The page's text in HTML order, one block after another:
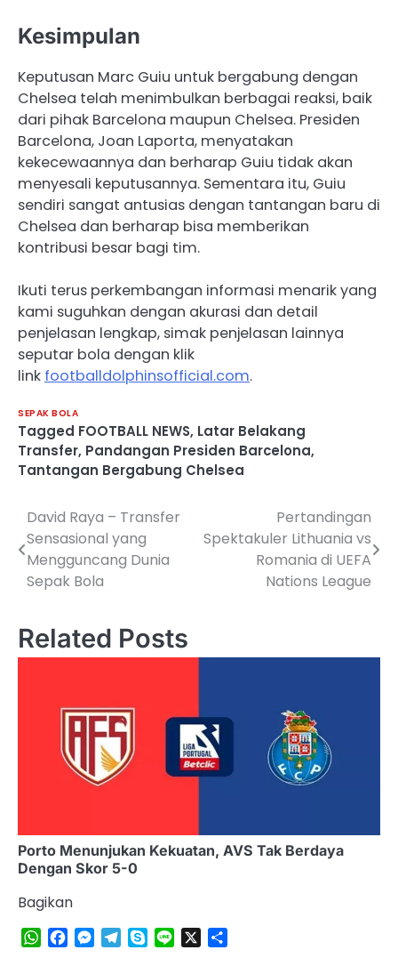
Kesimpulan
Keputusan Marc Guiu untuk bergabung dengan
Chelsea telah menimbulkan berbagai reaksi, baik
dari pihak Barcelona maupun Chelsea. Presiden
Barcelona, Joan Laporta, menyatakan
kekecewaannya dan berharap Guiu tidak akan
menyesali keputusannya. Sementara itu, Guiu
sendiri sangat antusias dengan tantangan baru di
Chelsea dan berharap bisa memberikan
kontribusi besar bagi tim.
Ikuti terus perkembangan informasi menarik yang
kami suguhkan dengan akurasi dan detail
penjelasan lengkap, simak penjelasan lainnya
seputar bola dengan klik
link footballdolphinsofficial.com.
SEPAK BOLA
Tagged FOOTBALL NEWS, Latar Belakang
Transfer, Pandangan Presiden Barcelona,
Tantangan Bergabung Chelsea
Post
navigation
David Raya – Transfer
Sensasional yang
Mengguncang Dunia
Sepak Bola
Pertandingan
Spektakuler Lithuania vs
Romania di UEFA
Nations League
Related Posts
Porto Menunjukan Kekuatan, AVS Tak Berdaya
Dengan Skor 5-0
Bagikan
WhatsApp
Facebook
Messenger
Telegram
SkypeLine